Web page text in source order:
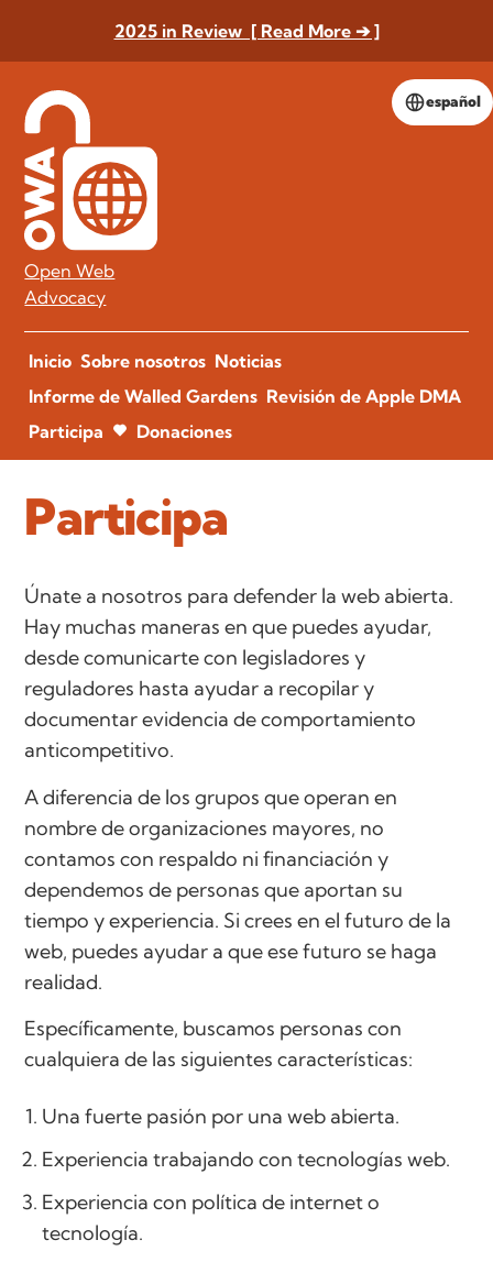
2025 in Review [ Read More ➔ ]
español
Open Web
Advocacy
Inicio Sobre nosotros Noticias
Informe de Walled Gardens Revisión de Apple DMA
Participa
Donaciones
Participa
Únate a nosotros para defender la web abierta.
Hay muchas maneras en que puedes ayudar,
desde comunicarte con legisladores y
reguladores hasta ayudar a recopilar y
documentar evidencia de comportamiento
anticompetitivo.
A diferencia de los grupos que operan en
nombre de organizaciones mayores, no
contamos con respaldo ni financiación y
dependemos de personas que aportan su
tiempo y experiencia. Si crees en el futuro de la
web, puedes ayudar a que ese futuro se haga
realidad.
Específicamente, buscamos personas con
cualquiera de las siguientes características:
Una fuerte pasión por una web abierta.
Experiencia trabajando con tecnologías web.
Experiencia con política de internet o
tecnología.